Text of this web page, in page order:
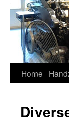
Home